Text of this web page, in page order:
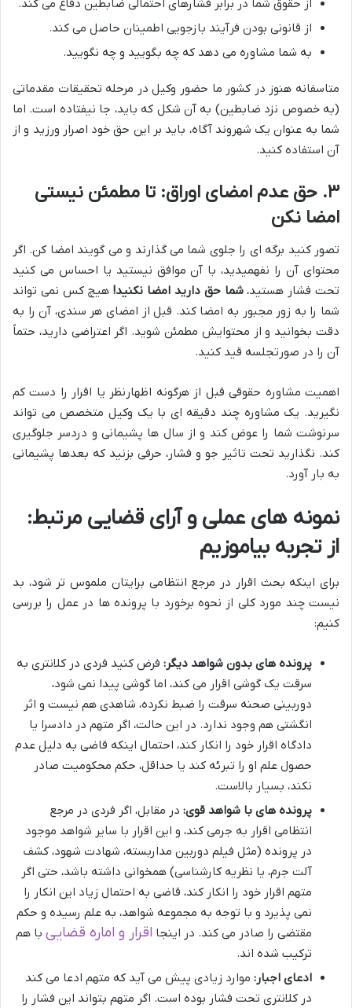
از حقوق شما در برابر فشارهای احتمالی ضابطین دفاع می کند.
از قانونی بودن فرآیند بازجویی اطمینان حاصل می کند.
به شما مشاوره می دهد که چه بگویید و چه نگویید.
متاسفانه هنوز در کشور ما حضور وکیل در مرحله تحقیقات مقدماتی
(به خصوص نزد ضابطین) به آن شکل که باید، جا نیفتاده است. اما
شما به عنوان یک شهروند آگاه، باید بر این حق خود اصرار ورزید و از
آن استفاده کنید.
۳. حق عدم امضای اوراق: تا مطمئن نیستی
امضا نکن
تصور کنید برگه ای را جلوی شما می گذارند و می گویند امضا کن. اگر
محتوای آن را نفهمیدید، با آن موافق نیستید یا احساس می کنید
تحت فشار هستید،شما حق دارید امضا نکنید!هیچ کس نمی تواند
شما را به زور مجبور به امضا کند. قبل از امضای هر سندی، آن را به
دقت بخوانید و از محتوایش مطمئن شوید. اگر اعتراضی دارید، حتماً
آن را در صورتجلسه قید کنید.
اهمیت مشاوره حقوقی قبل از هرگونه اظهارنظر یا اقرار را دست کم
نگیرید. یک مشاوره چند دقیقه ای با یک وکیل متخصص می تواند
سرنوشت شما را عوض کند و از سال ها پشیمانی و دردسر جلوگیری
کند. نگذارید تحت تاثیر جو و فشار، حرفی بزنید که بعدها پشیمانی
به بار آورد.
نمونه های عملی و آرای قضایی مرتبط:
از تجربه بیاموزیم
برای اینکه بحث اقرار در مرجع انتظامی برایتان ملموس تر شود، بد
نیست چند مورد کلی از نحوه برخورد با پرونده ها در عمل را بررسی
کنیم:
پرونده های بدون شواهد دیگر: فرض کنید فردی در کلانتری به
سرقت یک گوشی اقرار می کند، اما گوشی پیدا نمی شود،
دوربینی صحنه سرقت را ضبط نکرده، شاهدی هم نیست و اثر
انگشتی هم وجود ندارد. در این حالت، اگر متهم در دادسرا یا
دادگاه اقرار خود را انکار کند، احتمال اینکه قاضی به دلیل عدم
حصول علم او را تبرئه کند یا حداقل، حکم محکومیت صادر
نکند، بسیار بالاست.
پرونده های با شواهد قوی: در مقابل، اگر فردی در مرجع
انتظامی اقرار به جرمی کند، و این اقرار با سایر شواهد موجود
در پرونده (مثل فیلم دوربین مداربسته، شهادت شهود، کشف
آلت جرم، یا نظریه کارشناسی) همخوانی داشته باشد، حتی اگر
متهم اقرار خود را انکار کند، قاضی به احتمال زیاد این انکار را
نمی پذیرد و با توجه به مجموعه شواهد، به علم رسیده و حکم
مقتضی را صادر می کند. در اینجا اقرار و اماره قضایی با هم
ترکیب شده اند.
ادعای اجبار: موارد زیادی پیش می آید که متهم ادعا می کند
در کلانتری تحت فشار بوده است. اگر متهم بتواند این فشار را